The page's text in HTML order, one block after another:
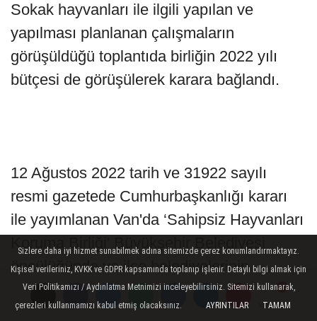
Yorumlar
Yorumlar
Sokak hayvanları ile ilgili yapılan ve
yapılması planlanan çalışmaların
görüşüldüğü toplantıda birliğin 2022 yılı
bütçesi de görüşülerek karara bağlandı.
12 Ağustos 2022 tarih ve 31922 sayılı
resmi gazetede Cumhurbaşkanlığı kararı
ile yayımlanan Van'da ‘Sahipsiz Hayvanları
Koruma Birliği' Büyükşehir Belediyesi
öncülüğünde ve ilçe belediyelerinin
desteğiyle kentin yaklaşık 20 bin kilometre
karelik mülki sınırlarında bulunan sahipsiz
Sizlere daha iyi hizmet sunabilmek adına sitemizde çerez konumlandırmaktayız.
Kişisel verileriniz, KVKK ve GDPR kapsamında toplanıp işlenir. Detaylı bilgi almak için
Veri Politikamızı / Aydınlatma Metnimizi inceleyebilirsiniz. Sitemizi kullanarak,
çerezleri kullanmamızı kabul etmiş olacaksınız.
AYRINTILAR TAMAM